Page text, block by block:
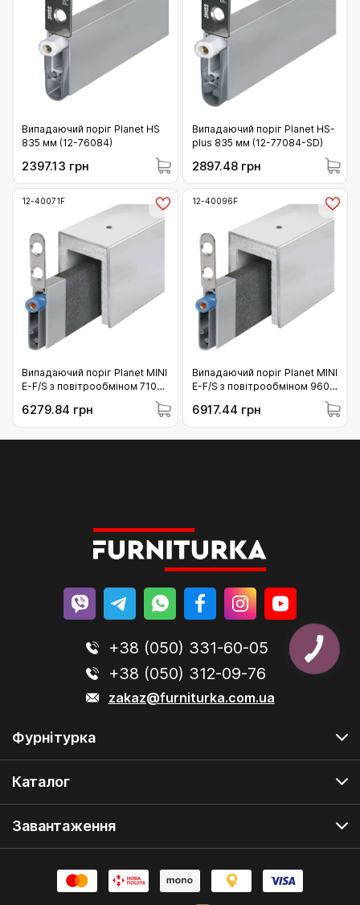
Випадаючий поріг Planet HS
835 мм (12-76084)
2397.13 грн
Випадаючий поріг Planet HS-
plus 835 мм (12-77084-SD)
2897.48 грн
12-40071F
Випадаючий поріг Planet MINI
E-F/S з повітрообміном 710
6279.84 грн
12-40096F
Випадаючий поріг Planet MINI
E-F/S з повітрообміном 960
6917.44 грн
+38 (050) 331-60-05
+38 (050) 312-09-76
zakaz@furniturka.com.ua
Фурнітурка
Каталог
Завантаження